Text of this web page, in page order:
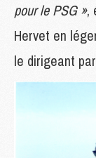
pour le PSG »,
Hervet en
le dirigeant